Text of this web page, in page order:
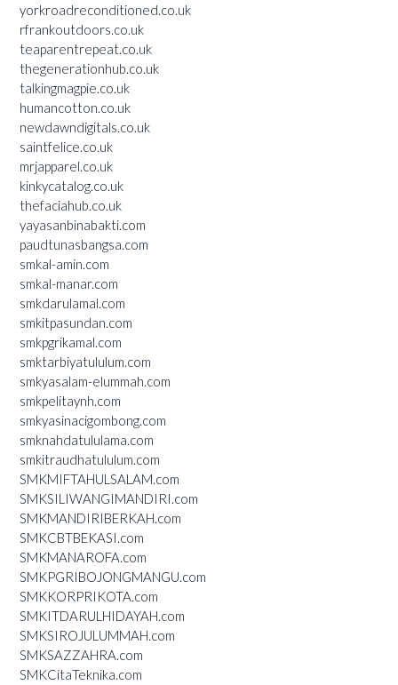
yorkroadreconditioned.co.uk
rfrankoutdoors.co.uk
teaparentrepeat.co.uk
thegenerationhub.co.uk
talkingmagpie.co.uk
humancotton.co.uk
newdawndigitals.co.uk
saintfelice.co.uk
mrjapparel.co.uk
kinkycatalog.co.uk
thefaciahub.co.uk
yayasanbinabakti.com
paudtunasbangsa.com
smkal-amin.com
smkal-manar.com
smkdarulamal.com
smkitpasundan.com
smkpgrikamal.com
smktarbiyatululum.com
smkyasalam-elummah.com
smkpelitaynh.com
smkyasinacigombong.com
smknahdatululama.com
smkitraudhatululum.com
SMKMIFTAHULSALAM.com
SMKSILIWANGIMANDIRI.com
SMKMANDIRIBERKAH.com
SMKCBTBEKASI.com
SMKMANAROFA.com
SMKPGRIBOJONGMANGU.com
SMKKORPRIKOTA.com
SMKITDARULHIDAYAH.com
SMKSIROJULUMMAH.com
SMKSAZZAHRA.com
SMKCitaTeknika.com